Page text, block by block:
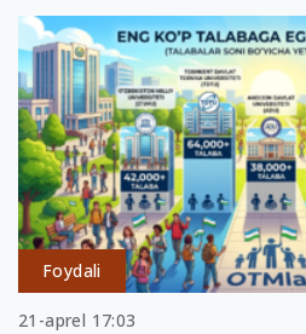
Foydali
21-aprel 17:03